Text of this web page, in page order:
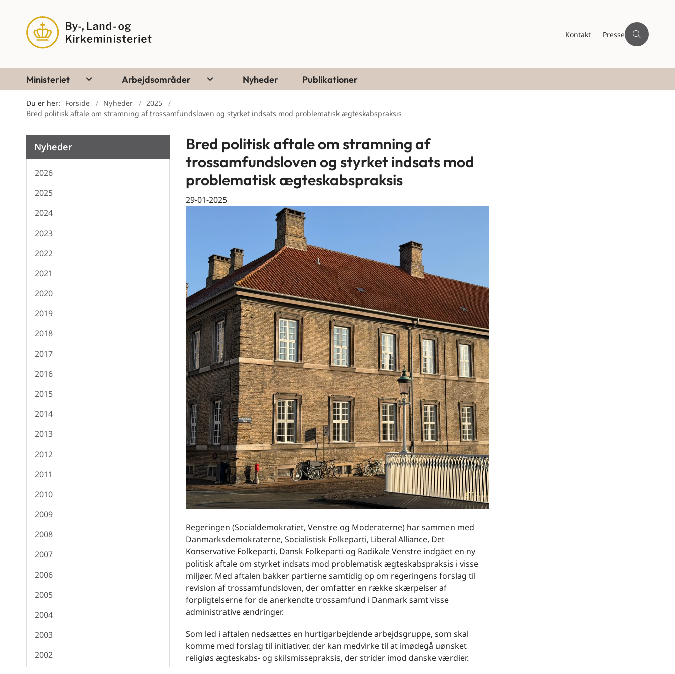
Kontakt Presse
Ministeriet Arbejdsområder Nyheder Publikationer
Du er her: Forside Nyheder
2025
Bred politisk aftale om stramning af trossamfundsloven og styrket indsats mod problematisk ægteskabspraksis
Nyheder
2026
2025
2024
2023
2022
2021
2020
2019
2018
2017
2016
2015
2014
2013
2012
2011
2010
2009
2008
2007
2006
2005
2004
2003
2002
Bred politisk aftale om stramning af
trossamfundsloven og styrket indsats mod
problematisk ægteskabspraksis
29-01-2025
Regeringen (Socialdemokratiet, Venstre og Moderaterne) har sammen med
Danmarksdemokraterne, Socialistisk Folkeparti, Liberal Alliance, Det
Konservative Folkeparti, Dansk Folkeparti og Radikale Venstre indgået en ny
politisk aftale om styrket indsats mod problematisk ægteskabspraksis i visse
miljøer. Med aftalen bakker partierne samtidig op om regeringens forslag til
revision af trossamfundsloven, der omfatter en række skærpelser af
forpligtelserne for de anerkendte trossamfund i Danmark samt visse
administrative ændringer.
Som led i aftalen nedsættes en hurtigarbejdende arbejdsgruppe, som skal
komme med forslag til initiativer, der kan medvirke til at imødegå uønsket
religiøs ægteskabs- og skilsmissepraksis, der strider imod danske værdier.